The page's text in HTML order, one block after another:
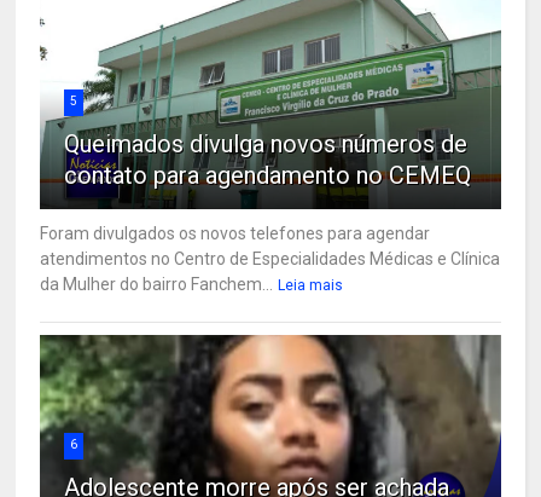
5
Queimados divulga novos números de
contato para agendamento no CEMEQ
Foram divulgados os novos telefones para agendar
atendimentos no Centro de Especialidades Médicas e Clínica
da Mulher do bairro Fanchem...
Leia mais
6
Adolescente morre após ser achada